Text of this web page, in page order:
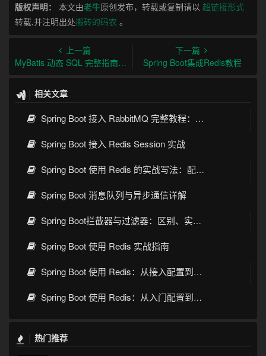
版权声明：
本文由老牛原创发布，转载或复制请以 超链接形式
转载,并注明出处搬砖的码农 。
上一篇
MyBatis 动态 SQL 完整指南：概念、特性与实例
下一篇
Spring Boot集成Redis教程
相关文章
Spring Boot 接入 RabbitMQ 完整教程：发送、消费、确认与死信队列
Spring Boot 接入 Redis Session 实战
Spring Boot 使用 Redis 的实战写法：配置、缓存、序列化与常见坑
Spring Boot 消息队列与异步通信详解
Spring Boot拦截器与过滤器：区别、实现与实战指南
Spring Boot 使用 Redis 实战指南
Spring Boot 使用 Redis：从接入配置到缓存实践
Spring Boot 使用 Redis：从入门配置到缓存实战
热门推荐